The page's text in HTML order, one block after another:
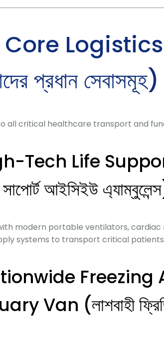
প্রধান সেবাসমূহ)
all critical healthcare transport and
Tech Life
আইসিইউ
modern portable ventilators,cardiac
systems to transport critical
Van (লাশবাহী